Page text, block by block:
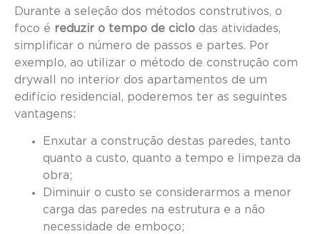
Durante a seleção dos métodos construtivos, o
foco é reduzir o tempo de ciclo das atividades,
simplificar o número de passos e partes. Por
exemplo, ao utilizar o método de construção com
drywall no interior dos apartamentos de um
edifício residencial, poderemos ter as seguintes
vantagens:
Enxutar a construção destas paredes, tanto
quanto a custo, quanto a tempo e limpeza da
obra;
Diminuir o custo se considerarmos a menor
carga das paredes na estrutura e a não
necessidade de emboço;